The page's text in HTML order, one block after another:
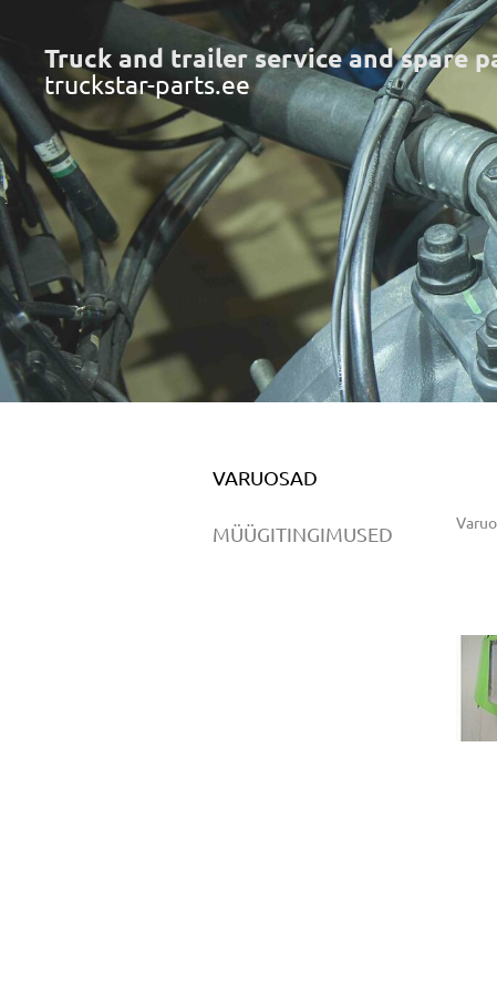
Truck and trailer service and spare
truckstar-parts.ee
VARUOSAD
MÜÜGITINGIMUSED